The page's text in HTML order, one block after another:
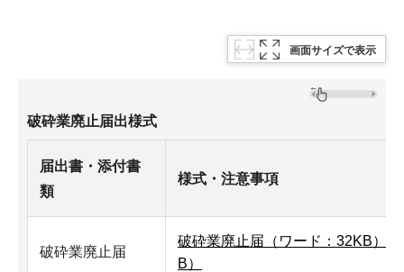
画面サイズで表示
破砕業廃止届出様式
届出書・添付書
類
様式・注意事項
破砕業廃止届
破砕業廃止届（ワード：32KB）
B）